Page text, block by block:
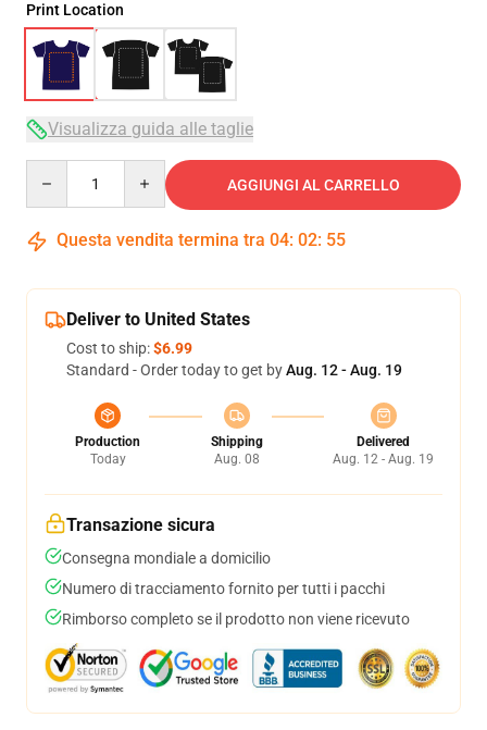
Print Location
Visualizza guida alle taglie
AGGIUNGI AL CARRELLO
Questa vendita termina tra 04: 02: 54
Deliver to United States
Cost to ship:$6.99
Standard - Order today to get byAug. 12 - Aug. 19
Production
Today
Shipping
Aug. 08
Delivered
Aug. 12 - Aug. 19
Transazione sicura
Consegna mondiale a domicilio
Numero di tracciamento fornito per tutti i pacchi
Rimborso completo se il prodotto non viene ricevuto